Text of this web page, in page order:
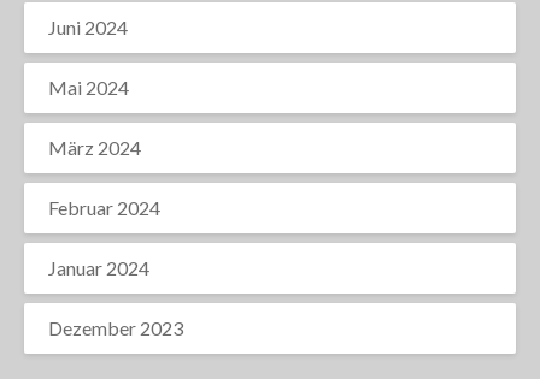
Juni 2024
Mai 2024
März 2024
Februar 2024
Januar 2024
Dezember 2023